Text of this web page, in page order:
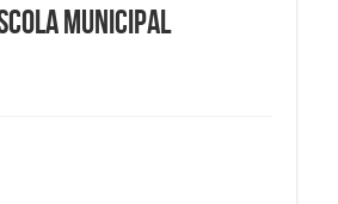
MUNICIPAL